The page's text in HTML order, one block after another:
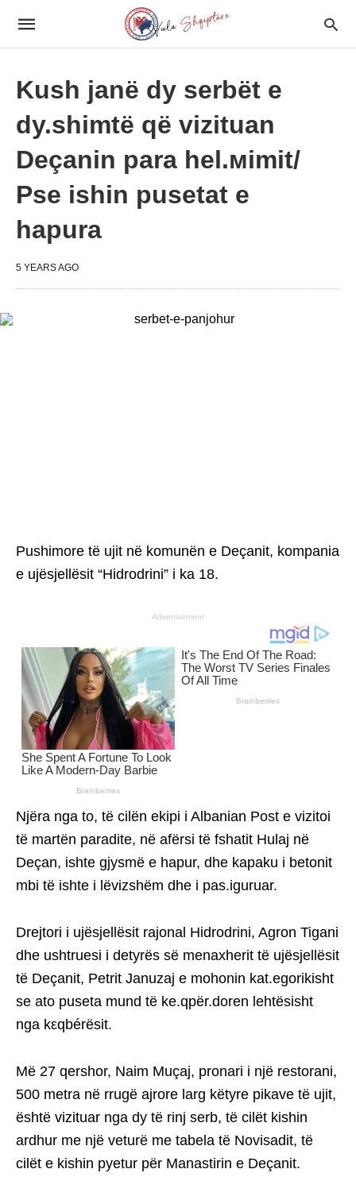
Kush janë dy serbët e
dy.shimtë që vizituan
Deçanin para hel.мimit/
Pse ishin pusetat e
hapura
5 YEARS AGO
Pushimore të ujit në komunën e Deçanit, kompania
e ujësjellësit “Hidrodrini” i ka 18.
Advertisement
Njëra nga to, të cilën ekipi i Albanian Post e vizitoi
të martën paradite, në afërsi të fshatit Hulaj në
Deçan, ishte gjysmë e hapur, dhe kapaku i betonit
mbi të ishte i lëvizshëm dhe i pas.iguruar.
Drejtori i ujësjellësit rajonal Hidrodrini, Agron Tigani
dhe ushtruesi i detyrës së menaxherit të ujësjellësit
të Deçanit, Petrit Januzaj e mohonin kat.egorikisht
se ato puseta mund të ke.qpër.doren lehtësisht
nga kεqbérësit.
Më 27 qershor, Naim Muçaj, pronari i një restorani,
500 metra në rrugë ajrore larg këtyre pikave të ujit,
është vizituar nga dy të rinj serb, të cilët kishin
ardhur me një veturë me tabela të Novisadit, të
cilët e kishin pyetur për Manastirin e Deçanit.